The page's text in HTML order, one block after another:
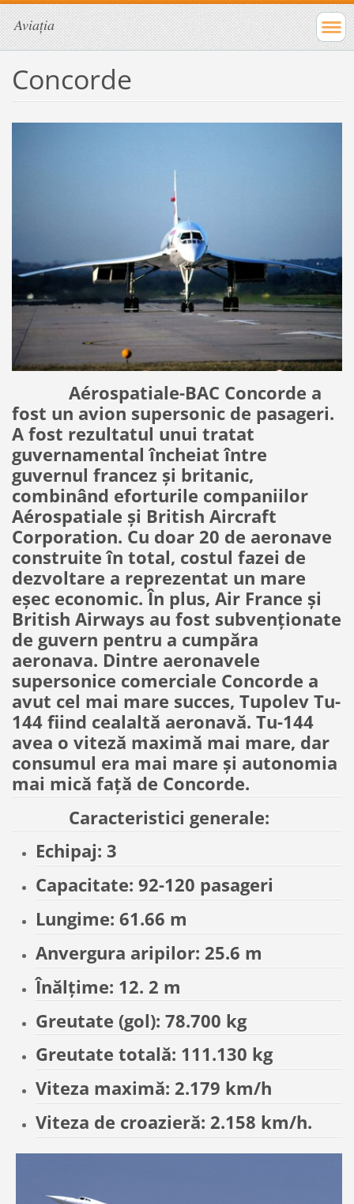
Aviația
Concorde
Aérospatiale-BAC Concorde a
fost un avion supersonic de pasageri.
A fost rezultatul unui tratat
guvernamental încheiat între
guvernul francez și britanic,
combinând eforturile companiilor
Aérospatiale și British Aircraft
Corporation. Cu doar 20 de aeronave
construite în total, costul fazei de
dezvoltare a reprezentat un mare
eșec economic. În plus, Air France și
British Airways au fost subvenționate
de guvern pentru a cumpăra
aeronava. Dintre aeronavele
supersonice comerciale Concorde a
avut cel mai mare succes, Tupolev Tu-
144 fiind cealaltă aeronavă. Tu-144
avea o viteză maximă mai mare, dar
consumul era mai mare și autonomia
mai mică față de Concorde.
Caracteristici generale:
Echipaj: 3
Capacitate: 92-120 pasageri
Lungime: 61.66 m
Anvergura aripilor: 25.6 m
Înălțime: 12. 2 m
Greutate (gol): 78.700 kg
Greutate totală: 111.130 kg
Viteza maximă: 2.179 km/h
Viteza de croazieră: 2.158 km/h.